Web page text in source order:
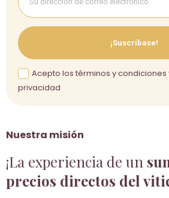
Nuestra misión
¡La experiencia de un
precios directos del
¡Suscríbase!
Acepto los términos y
privacidad